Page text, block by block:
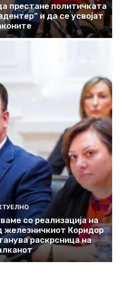
престане политичката
и да се усвојат
со реализација на
железничкиот Коридор
раскрсница на